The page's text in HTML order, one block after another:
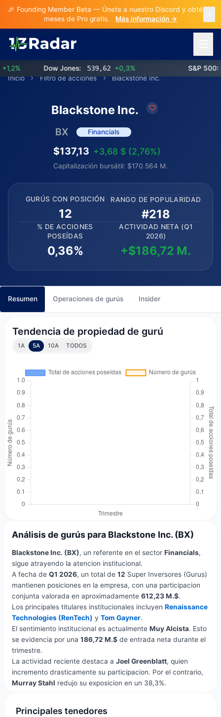
🎉 Founding Member Beta — Únete a nuestro Discord y obtén 3
meses de Pro gratis.
Más información →
Dow Jones: 539,62 +0,3% S&P 500:
Inicio
Filtro de acciones Blackstone Inc.
Blackstone Inc.
BX Financials
$137,13 +3,68 $ (2,76%)
Capitalización bursátil: $170.564 M.
GURÚS CON POSICIÓN
12
RANGO DE POPULARIDAD
#218
% DE ACCIONES
POSEÍDAS
0,36%
ACTIVIDAD NETA (Q1
2026)
+$186,72 M.
Resumen Operaciones de gurús Insider
Tendencia de propiedad de gurú
1A 5A 10A TODOS
Análisis de gurús para Blackstone Inc. (BX)
Blackstone Inc. (BX), un referente en el sector Financials,
sigue atrayendo la atencion institucional.
A fecha de Q1 2026, un total de 12 Super Inversores (Gurus)
mantienen posiciones en la empresa, con una participacion
conjunta valorada en aproximadamente 612,23 M.$.
Los principales titulares institucionales incluyen Renaissance
Technologies (RenTech) y Tom Gayner.
El sentimiento institucional es actualmente Muy Alcista. Esto
se evidencia por una 186,72 M.$de entrada neta durante el
trimestre.
La actividad reciente destaca a Joel Greenblatt, quien
incremento drasticamente su participacion. Por el contrario,
Murray Stahl redujo su exposicion en un 38,3%.
Principales tenedores